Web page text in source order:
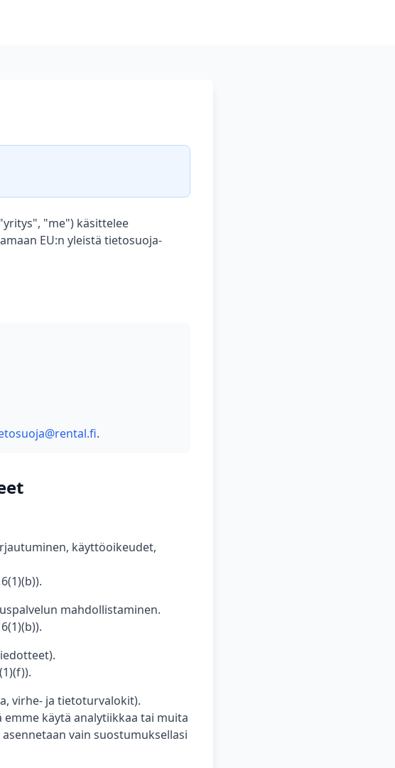
"me") käsittelee
EU:n yleistä tietosuoja-
.
käyttöoikeudet,
mahdollistaminen.
virhe- ja tietoturvalokit).
emme käytä analytiikkaa tai muita
vain suostumuksellasi